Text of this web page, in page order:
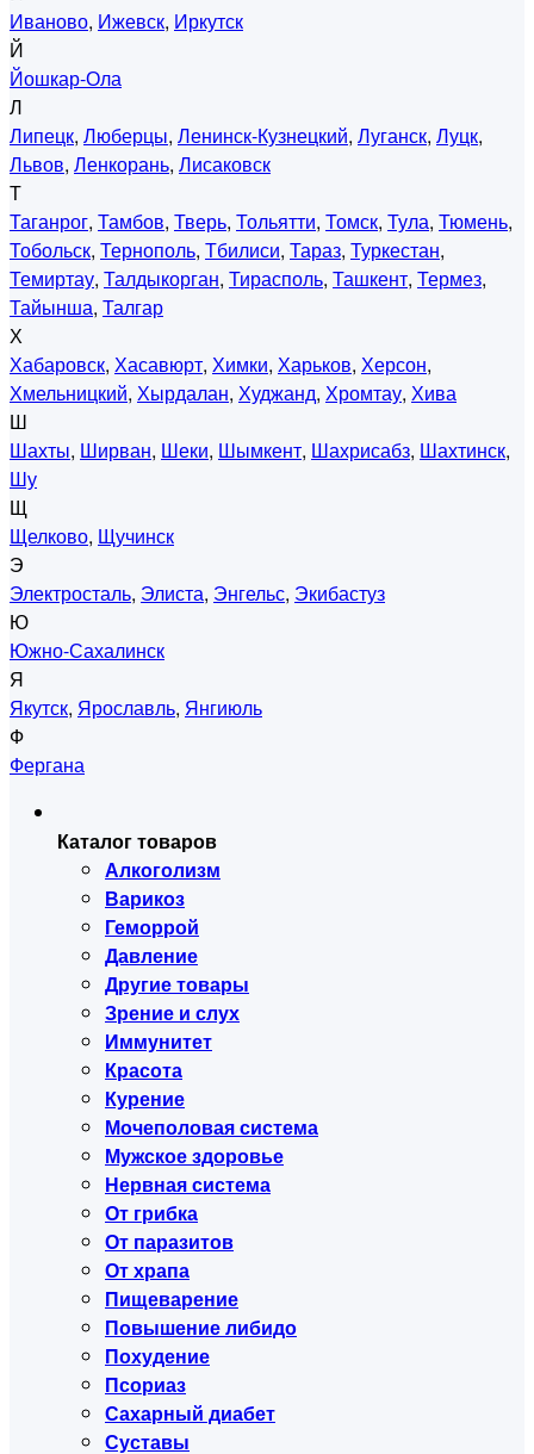
Иваново, Ижевск, Иркутск
Й
Йошкар-Ола
Л
Липецк, Люберцы, Ленинск-Кузнецкий, Луганск, Луцк,
Львов, Ленкорань, Лисаковск
Т
Таганрог, Тамбов, Тверь, Тольятти, Томск, Тула, Тюмень,
Тобольск, Тернополь, Тбилиси, Тараз, Туркестан,
Темиртау, Талдыкорган, Тирасполь, Ташкент, Термез,
Тайынша, Талгар
Х
Хабаровск, Хасавюрт, Химки, Харьков, Херсон,
Хмельницкий, Хырдалан, Худжанд, Хромтау, Хива
Ш
Шахты, Ширван, Шеки, Шымкент, Шахрисабз, Шахтинск,
Шу
Щ
Щелково, Щучинск
Э
Электросталь, Элиста, Энгельс, Экибастуз
Ю
Южно-Сахалинск
Я
Якутск, Ярославль, Янгиюль
Ф
Фергана
Каталог товаров
Алкоголизм
Варикоз
Геморрой
Давление
Другие товары
Зрение и слух
Иммунитет
Красота
Курение
Мочеполовая система
Мужское здоровье
Нервная система
От грибка
От паразитов
От храпа
Пищеварение
Повышение либидо
Похудение
Псориаз
Сахарный диабет
Суставы